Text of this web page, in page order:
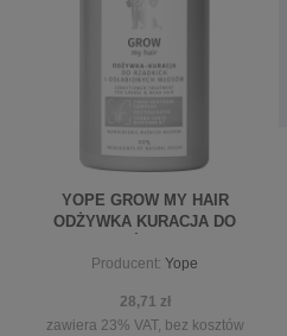
YOPE GROW MY HAIR
ODŻYWKA KURACJA DO
Producent: Yope
28,71 zł
zawiera 23% VAT, bez kosztów